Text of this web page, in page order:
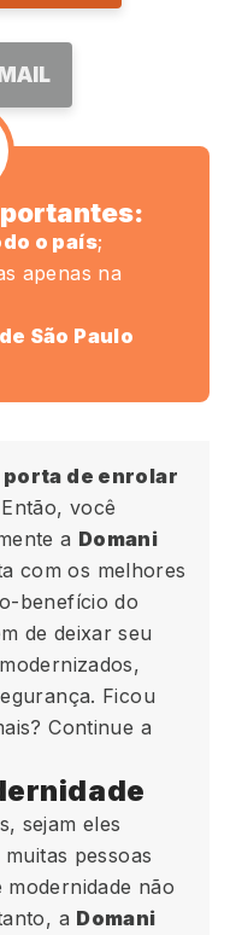
o país;
apenas na
São Paulo
porta de enrolar
você
a Domani
com os melhores
benefício do
de deixar seu
Ficou
Continue a
sejam eles
pessoas
não
a Domani